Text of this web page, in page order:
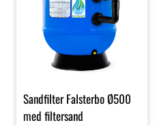
Sandfilter Falsterbo Ø500
med filtersand